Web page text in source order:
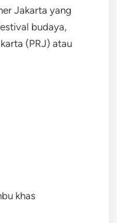
Jakarta yang
budaya,
(PRJ) atau
khas